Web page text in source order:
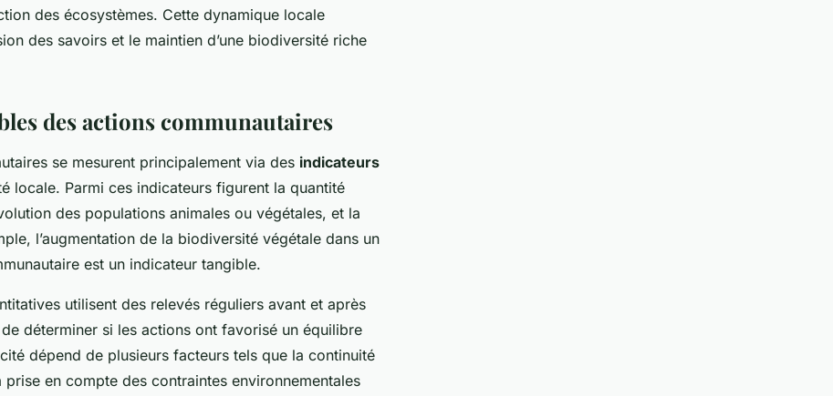
des écosystèmes. Cette dynamique locale
des savoirs et le maintien d’une biodiversité riche
des actions communautaires
se mesurent principalement via des indicateurs
locale. Parmi ces indicateurs figurent la quantité
des populations animales ou végétales, et la
l’augmentation de la biodiversité végétale dans un
est un indicateur tangible.
utilisent des relevés réguliers avant et après
déterminer si les actions ont favorisé un équilibre
dépend de plusieurs facteurs tels que la continuité
en compte des contraintes environnementales